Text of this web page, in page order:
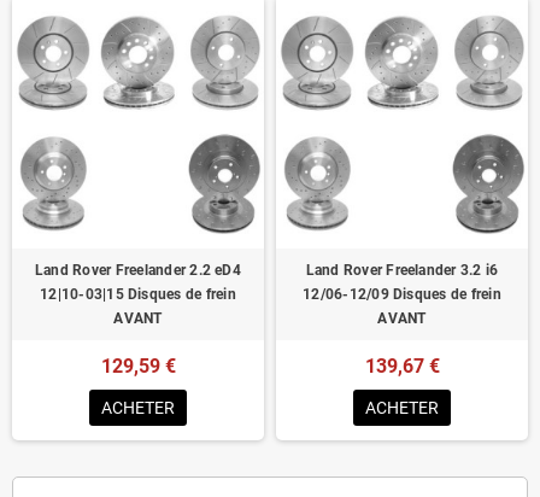
Land Rover Freelander 2.2 eD4
12|10-03|15 Disques de frein
AVANT
129,59 €
ACHETER
Land Rover Freelander 3.2 i6
12/06-12/09 Disques de frein
AVANT
139,67 €
ACHETER